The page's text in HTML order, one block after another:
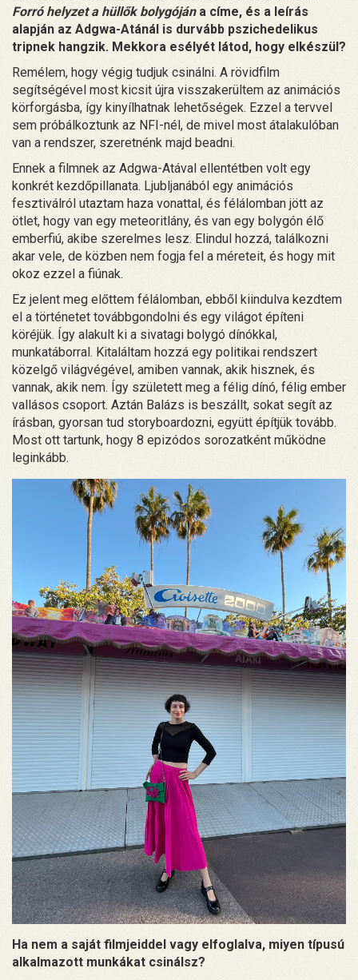
Forró helyzet a hüllők bolygójána címe, és a leírás
alapján az Adgwa-Atánál is durvább pszichedelikus
tripnek hangzik. Mekkora esélyét látod, hogy elkészül?
Remélem, hogy végig tudjuk csinálni. A rövidfilm
segítségével most kicsit újra visszakerültem az animációs
körforgásba, így kinyílhatnak lehetőségek. Ezzel a tervvel
sem próbálkoztunk az NFI-nél, de mivel most átalakulóban
van a rendszer, szeretnénk majd beadni.
Ennek a filmnek az Adgwa-Atával ellentétben volt egy
konkrét kezdőpillanata. Ljubljanából egy animációs
fesztiválról utaztam haza vonattal, és félálomban jött az
ötlet, hogy van egy meteoritlány, és van egy bolygón élő
emberfiú, akibe szerelmes lesz. Elindul hozzá, találkozni
akar vele, de közben nem fogja fel a méreteit, és hogy mit
okoz ezzel a fiúnak.
Ez jelent meg előttem félálomban, ebből kiindulva kezdtem
el a történetet továbbgondolni és egy világot építeni
köréjük. Így alakult ki a sivatagi bolygó dínókkal,
munkatáborral. Kitaláltam hozzá egy politikai rendszert
közelgő világvégével, amiben vannak, akik hisznek, és
vannak, akik nem. Így született meg a félig dínó, félig ember
vallásos csoport. Aztán Balázs is beszállt, sokat segít az
írásban, gyorsan tud storyboardozni, együtt építjük tovább.
Most ott tartunk, hogy 8 epizódos sorozatként működne
leginkább.
Ha nem a saját filmjeiddel vagy elfoglalva, miyen típusú
alkalmazott munkákat csinálsz?